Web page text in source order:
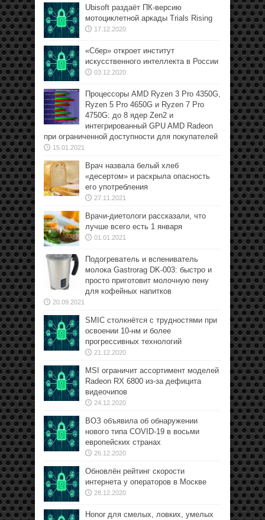
Ubisoft раздаёт ПК-версию
мотоциклетной аркады Trials Rising
17.12.2020
«Сбер» откроет институт
искусственного интеллекта в России
03.12.2020
Процессоры AMD Ryzen 3 Pro 4350G,
Ryzen 5 Pro 4650G и Ryzen 7 Pro
4750G: до 8 ядер Zen2 и
интегрированный GPU AMD Radeon
при ограниченной доступности для покупателей
15.01.2021
Врач назвала белый хлеб
«десертом» и раскрыла опасность
его употребления
27.11.2021
Врачи-диетологи рассказали, что
лучше всего есть 1 января
01.01.2021
Подогреватель и вспениватель
молока Gastrorag DK-003: быстро и
просто приготовит молочную пену
для кофейных напитков
20.09.2021
SMIC столкнётся с трудностями при
освоении 10-нм и более
прогрессивных технологий
21.12.2020
MSI ограничит ассортимент моделей
Radeon RX 6800 из-за дефицита
видеочипов
24.12.2020
ВОЗ объявила об обнаружении
нового типа COVID-19 в восьми
европейских странах
26.12.2020
Обновлён рейтинг скорости
интернета у операторов в Москве
28.12.2020
Honor для смелых, ловких, умелых